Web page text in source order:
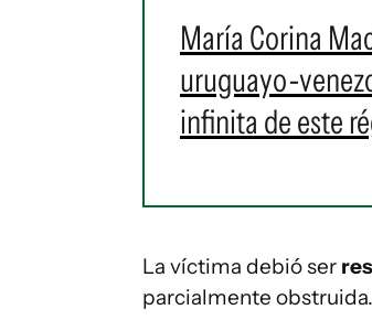
María Corina
uruguayo-
infinita de este
La víctima debió ser
parcialmente obstruida.